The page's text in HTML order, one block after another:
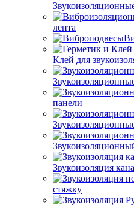
лента
Клей для
панели
Звукоизоляция
стяжку